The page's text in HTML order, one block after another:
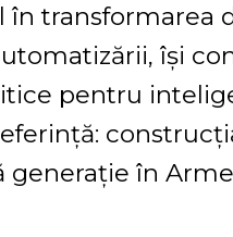
transformarea
își
pentru
în